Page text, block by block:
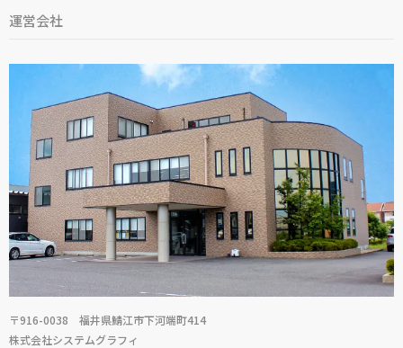
運営会社
〒916-0038 福井県鯖江市下河端町414
株式会社システムグラフィ